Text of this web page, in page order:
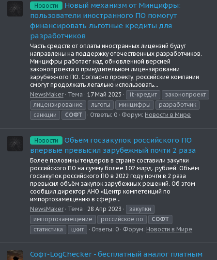
Новости
Новый механизм от Минцифры:
пользователи иностранного ПО помогут
финансировать льготные кредиты для
разработчиков
Часть средств от оплаты иностранных лицензий будут
направлены на поддержку отечественных разработчиков.
Минцифры работает над обновленной версией
законопроекта о принудительном лицензировании
зарубежного ПО. Согласно проекту, российские компании
смогут продолжать легально использовать...
NewsMaker
Тема 17 Май 2023 it-кредит
законопроект
лицензирование
льготы минцифры
разработчик
санкции
СОФТ Ответы: 0 Форум: Новости в Мире
Новости
Объём госзакупок российского ПО
впервые превысил зарубежный почти 2 раза
Более половины тендеров в стране составили закупки
российского ПО на сумму более 102 млрд. рублей. Объём
госзакупок российского ПО в 2022 году почти в 2 раза
превысил объём закупок зарубежных решений. Об этом
сообщил директор АНО «Центр компетенций по
импортозамещению в сфере...
NewsMaker
Тема 28 Апр 2023
закупки
импортозамещение
российское по
СОФТ
статистика
цкит Ответы: 0 Форум: Новости в Мире
Софт-LogChecker - бесплатный аналог платным